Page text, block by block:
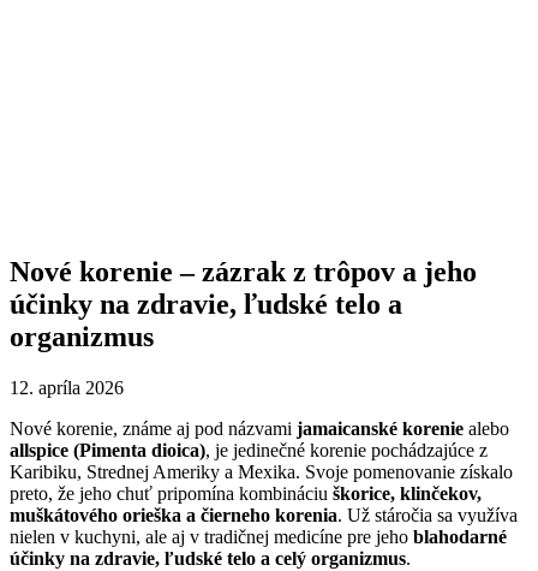
Nové korenie – zázrak z trôpov a jeho
účinky na zdravie, ľudské telo a
organizmus
12. apríla 2026
Nové korenie, známe aj pod názvami jamaicanské korenie alebo
allspice (Pimenta dioica), je jedinečné korenie pochádzajúce z
Karibiku, Strednej Ameriky a Mexika. Svoje pomenovanie získalo
preto, že jeho chuť pripomína kombináciu škorice, klinčekov,
muškátového orieška a čierneho korenia. Už stáročia sa využíva
nielen v kuchyni, ale aj v tradičnej medicíne pre jeho blahodarné
účinky na zdravie, ľudské telo a celý organizmus.